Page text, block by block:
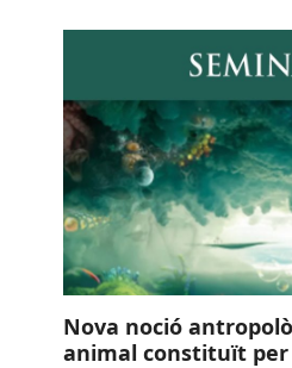
Nova noció
animal constituït per